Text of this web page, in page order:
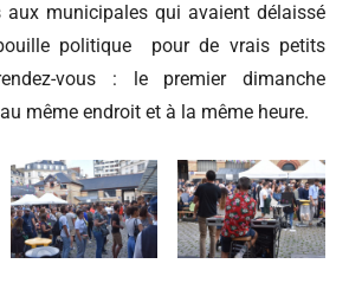
aux municipales qui avaient délaissé
politique pour de vrais petits
vous : le premier dimanche
même endroit et à la même heure.